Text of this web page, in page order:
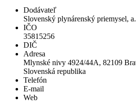
Dodávateľ
Slovenský plynárenský priemysel,
IČO
35815256
DIČ
Adresa
Mlynské nivy 4924/44A, 82109
Slovenská republika
Telefón
E-mail
Web